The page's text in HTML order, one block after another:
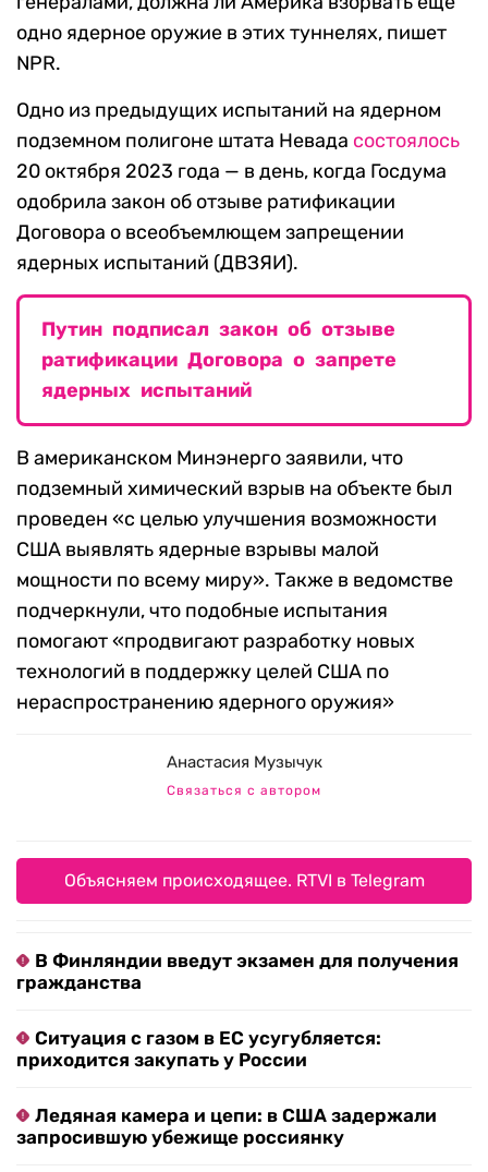
одно ядерное оружие в этих туннелях, пишет
NPR.
Одно из предыдущих испытаний на ядерном
подземном полигоне штата Невада состоялось
20 октября 2023 года — в день, когда Госдума
одобрила закон об отзыве ратификации
Договора о всеобъемлющем запрещении
ядерных испытаний (ДВЗЯИ).
Путин подписал закон об отзыве
ратификации Договора о запрете
ядерных испытаний
В американском Минэнерго заявили, что
подземный химический взрыв на объекте был
проведен «с целью улучшения возможности
США выявлять ядерные взрывы малой
мощности по всему миру». Также в ведомстве
подчеркнули, что подобные испытания
помогают «продвигают разработку новых
технологий в поддержку целей США по
нераспространению ядерного оружия»
Анастасия Музычук
Связаться с автором
Объясняем происходящее. RTVI в Telegram
В Финляндии введут экзамен для получения
гражданства
Ситуация с газом в ЕС усугубляется:
приходится закупать у России
Ледяная камера и цепи: в США задержали
запросившую убежище россиянку